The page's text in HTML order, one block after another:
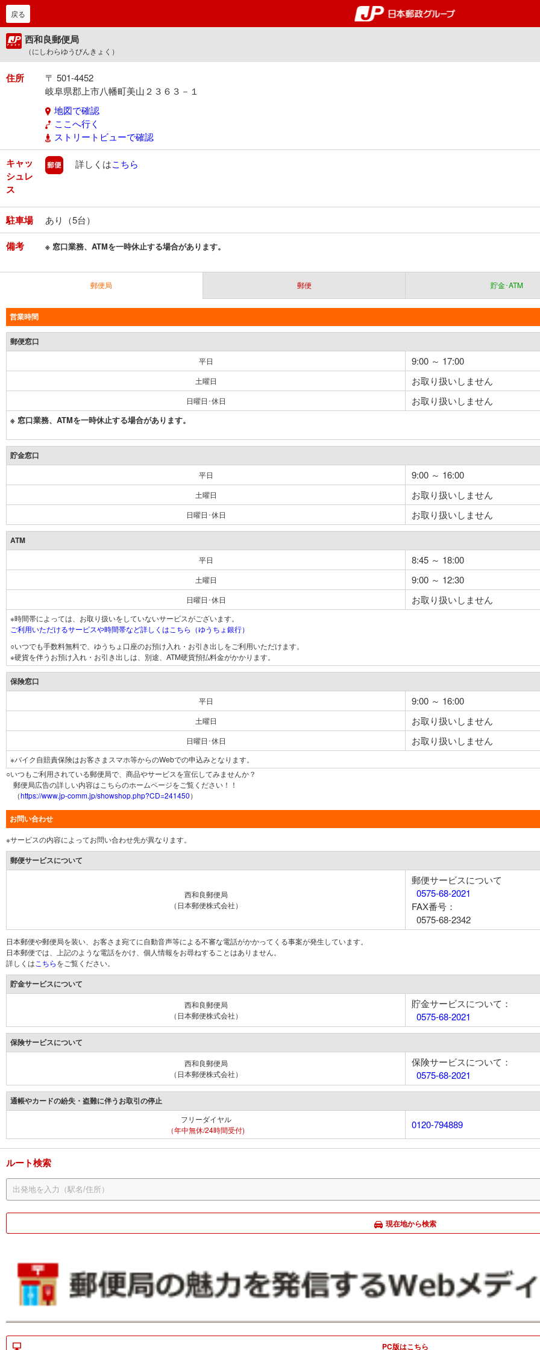
郵便局・日本郵政グルー
戻る
西和良郵便局
（にしわらゆうびんきょく）
住所
〒 501-4452
岐阜県郡上市八幡町美山２３６３－１
地図で確認
ここへ行く
ストリートビューで確認
キャッ
シュレ
ス
郵便
詳しくはこちら
駐車場 あり（5台）
備考 ※ 窓口業務、ATMを一時休止する場合があります。
郵便局 郵便 貯金･ATM
営業時間
郵便窓口
平日 9:00 ～ 17:00
土曜日 お取り扱いしません
日曜日･休日 お取り扱いしません
※ 窓口業務、ATMを一時休止する場合があります。
貯金窓口
平日 9:00 ～ 16:00
土曜日 お取り扱いしません
日曜日･休日 お取り扱いしません
ATM
平日 8:45 ～ 18:00
土曜日 9:00 ～ 12:30
日曜日･休日 お取り扱いしません
※時間帯によっては、お取り扱いをしていないサービスがございます。
ご利用いただけるサービスや時間帯など詳しくはこちら（ゆうちょ銀行）
○いつでも手数料無料で、ゆうちょ口座のお預け入れ・お引き出しをご利用いただけます。
※硬貨を伴うお預け入れ・お引き出しは、別途、ATM硬貨預払料金がかかります。
保険窓口
平日 9:00 ～ 16:00
土曜日 お取り扱いしません
日曜日･休日 お取り扱いしません
※バイク自賠責保険はお客さまスマホ等からのWebでの申込みとなります。
○いつもご利用されている郵便局で、商品やサービスを宣伝してみませんか？
郵便局広告の詳しい内容はこちらのホームページをご覧ください！！
（https://www.jp-comm.jp/showshop.php?CD=241450）
お問い合わせ
※サービスの内容によってお問い合わせ先が異なります。
郵便サービスについて
西和良郵便局
（日本郵便株式会社）
郵便サービスについて
0575-68-2021
FAX番号：
0575-68-2342
日本郵便や郵便局を装い、お客さま宛てに自動音声等による不審な電話がかかってくる事案が発生しています。
日本郵便では、上記のような電話をかけ、個人情報をお尋ねすることはありません。
詳しくは こちらをご覧ください。
貯金サービスについて
西和良郵便局
（日本郵便株式会社）
貯金サービスについて：
0575-68-2021
保険サービスについて
西和良郵便局
（日本郵便株式会社）
保険サービスについて：
0575-68-2021
通帳やカードの紛失・盗難に伴うお取引の停止
フリーダイヤル
（年中無休/24時間受付)
0120-794889
ルート検索
現在地から検索
PC版はこちら